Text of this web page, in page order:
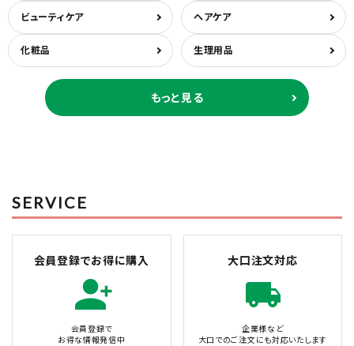
ビューティケア ヘアケア
化粧品 生理用品
もっと見る
SERVICE
会員登録でお得に購入
会員登録で
お得な情報発信中
大口注文対応
企業様など
大口でのご注文にも対応いたします